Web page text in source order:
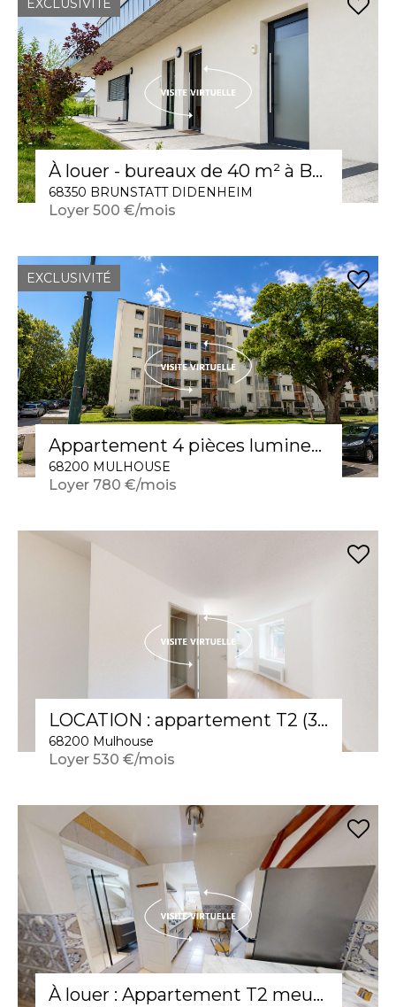
EXCLUSIVITÉ
À louer - bureaux de 40 m² à Brunstatt-Didenheim
68350 BRUNSTATT DIDENHEIM
Loyer 500 €/mois
EXCLUSIVITÉ
Appartement 4 pièces lumineux à louer au dernier étage à Mulhouse
68200 MULHOUSE
Loyer 780 €/mois
LOCATION : appartement T2 (33 m²) à Mulhouse
68200 Mulhouse
Loyer 530 €/mois
À louer : Appartement T2 meublé à Mulhouse